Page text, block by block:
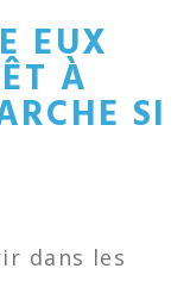
EUX
À
SI
dans les